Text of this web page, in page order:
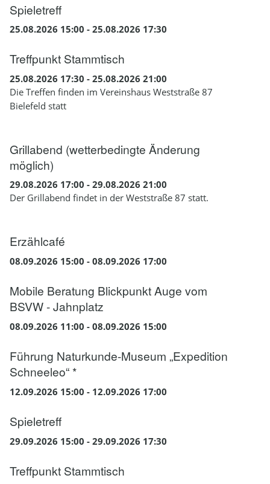
Spieletreff
25.08.2026 15:00 - 25.08.2026 17:30
Treffpunkt Stammtisch
25.08.2026 17:30 - 25.08.2026 21:00
Die Treffen finden im Vereinshaus Weststraße 87
Bielefeld statt
Grillabend (wetterbedingte Änderung
möglich)
29.08.2026 17:00 - 29.08.2026 21:00
Der Grillabend findet in der Weststraße 87 statt.
Erzählcafé
08.09.2026 15:00 - 08.09.2026 17:00
Mobile Beratung Blickpunkt Auge vom
BSVW - Jahnplatz
08.09.2026 11:00 - 08.09.2026 15:00
Führung Naturkunde-Museum „Expedition
Schneeleo“ *
12.09.2026 15:00 - 12.09.2026 17:00
Spieletreff
29.09.2026 15:00 - 29.09.2026 17:30
Treffpunkt Stammtisch